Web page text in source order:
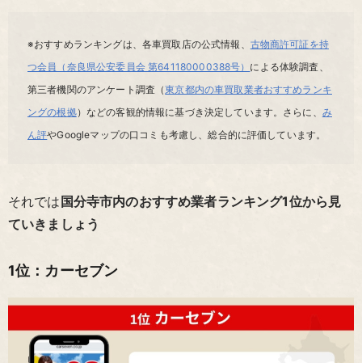
※おすすめランキングは、各車買取店の公式情報、 古物商許可証を持
つ会員（奈良県公安委員会 第641180000388号） による体験調査、
第三者機関のアンケート調査（東京都内の車買取業者おすすめランキ
ングの根拠）などの客観的情報に基づき決定しています。さらに、 み
ん評やGoogleマップの口コミも考慮し、総合的に評価しています。
それでは 国分寺市内のおすすめ業者ランキング1位から見
ていきましょう
1位：カーセブン